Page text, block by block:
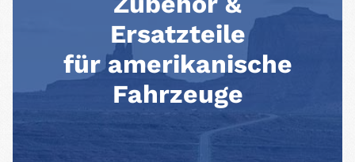
Ersatzteile
für amerikanische
Fahrzeuge